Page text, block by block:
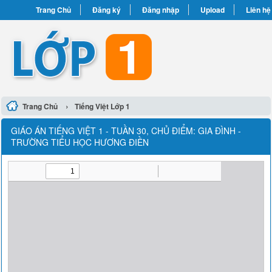
Trang Chủ Đăng ký Đăng nhập Upload Liên hệ
Trang Chủ › Tiếng Việt Lớp 1
GIÁO ÁN TIẾNG VIỆT 1 - TUẦN 30, CHỦ ĐIỂM: GIA ĐÌNH -
TRƯỜNG TIỂU HỌC HƯƠNG ĐIỀN